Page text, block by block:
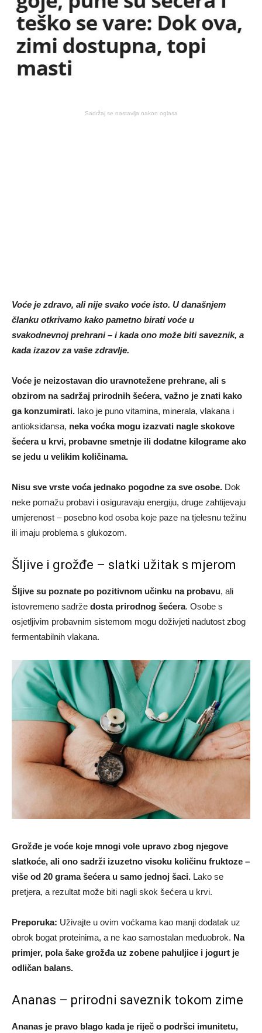
Sadržaj se nastavlja nakon oglasa
Voće je zdravo, ali nije svako voće isto. U današnjem
članku otkrivamo kako pametno birati voće u
svakodnevnoj prehrani – i kada ono može biti saveznik, a
kada izazov za vaše zdravlje.
Voće je neizostavan dio uravnotežene prehrane, ali s
obzirom na sadržaj prirodnih šećera, važno je znati kako
ga konzumirati. Iako je puno vitamina, minerala, vlakana i
antioksidansa, neka voćka mogu izazvati nagle skokove
šećera u krvi, probavne smetnje ili dodatne kilograme ako
se jedu u velikim količinama.
Nisu sve vrste voća jednako pogodne za sve osobe. Dok
neke pomažu probavi i osiguravaju energiju, druge zahtijevaju
umjerenost – posebno kod osoba koje paze na tjelesnu težinu
ili imaju problema s glukozom.
Šljive i grožđe – slatki užitak s mjerom
Šljive su poznate po pozitivnom učinku na probavu, ali
istovremeno sadrže dosta prirodnog šećera. Osobe s
osjetljivim probavnim sistemom mogu doživjeti nadutost zbog
fermentabilnih vlakana.
Grožđe je voće koje mnogi vole upravo zbog njegove
slatkoće, ali ono sadrži izuzetno visoku količinu fruktoze –
više od 20 grama šećera u samo jednoj šaci. Lako se
pretjera, a rezultat može biti nagli skok šećera u krvi.
Preporuka: Uživajte u ovim voćkama kao manji dodatak uz
obrok bogat proteinima, a ne kao samostalan međuobrok. Na
primjer, pola šake grožđa uz zobene pahuljice i jogurt je
odličan balans.
Ananas – prirodni saveznik tokom zime
Ananas je pravo blago kada je riječ o podršci imunitetu,